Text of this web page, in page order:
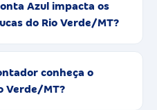
Azul impacta os
do Rio Verde/MT?
conheça o
Verde/MT?